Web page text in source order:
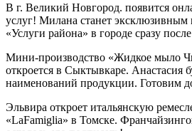
В г. Великий Новгород. появится
услуг! Милана станет эксклюзивным
«Услуги района» в городе сразу
Мини-производство «Жидкое мыло
откроется в Сыктывкаре. Анастасия
наименований продукции. Готовим
Эльвира откроет итальянскую
«LaFamiglia» в Томске.